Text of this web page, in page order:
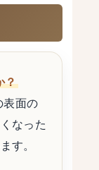
？
表面の
なった
す。